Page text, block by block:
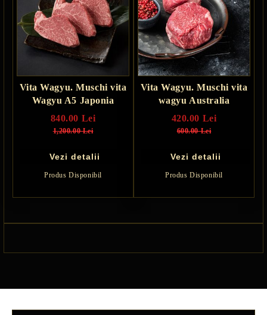
Vita Wagyu. Muschi vita
Wagyu A5 Japonia
840.00 Lei
1,200.00 Lei
Vezi detalii
Produs Disponibil
Vita Wagyu. Muschi vita
wagyu Australia
420.00 Lei
600.00 Lei
Vezi detalii
Produs Disponibil